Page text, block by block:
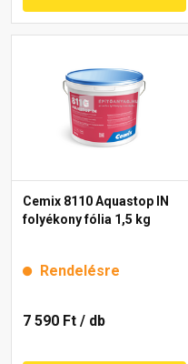
Cemix 8110 Aquastop IN
folyékony fólia 1,5 kg
Rendelésre
7 590 Ft / db